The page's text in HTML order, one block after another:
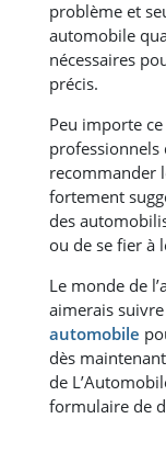
problème et
automobile
nécessaires
précis.
Peu importe
professionnels
recommander
fortement
des
ou de se fier à
Le monde de
aimerais
automobile
dès
de
formulaire de